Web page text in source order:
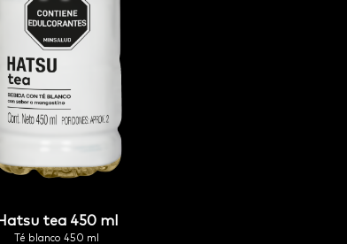
hatsu tea 450 ml
té blanco 450 ml